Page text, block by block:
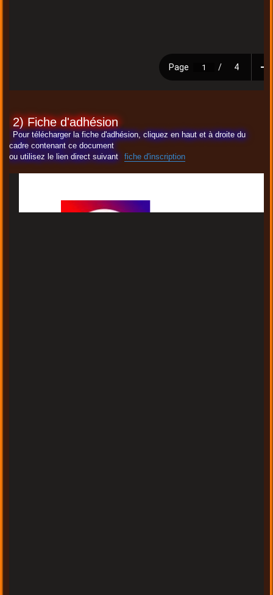
2) Fiche d'adhésion
Pour télécharger la fiche d'adhésion, cliquez en haut et à droite du
cadre contenant ce document
ou utilisez le lien direct suivant
fiche d'inscription